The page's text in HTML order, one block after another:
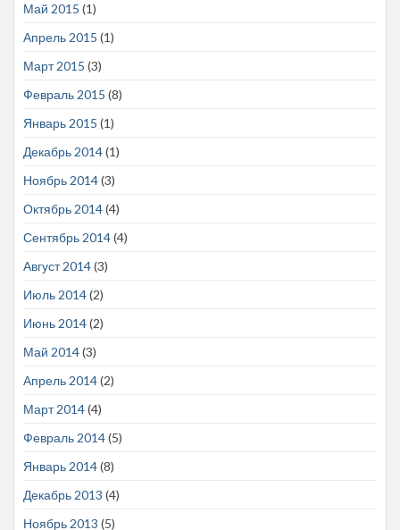
Май 2015 (1)
Апрель 2015 (1)
Март 2015 (3)
Февраль 2015 (8)
Январь 2015 (1)
Декабрь 2014(1)
Ноябрь 2014(3)
Октябрь 2014(4)
Сентябрь 2014(4)
Август 2014(3)
Июль 2014(2)
Июнь 2014(2)
Май 2014(3)
Апрель 2014(2)
Март 2014(4)
Февраль 2014(5)
Январь 2014(8)
Декабрь 2013 (4)
Ноябрь 2013 (5)